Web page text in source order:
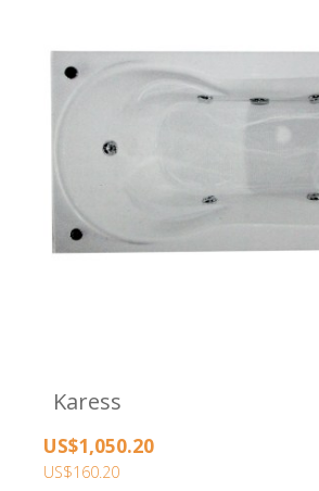
Karess
US$1,050.20
US$160.20